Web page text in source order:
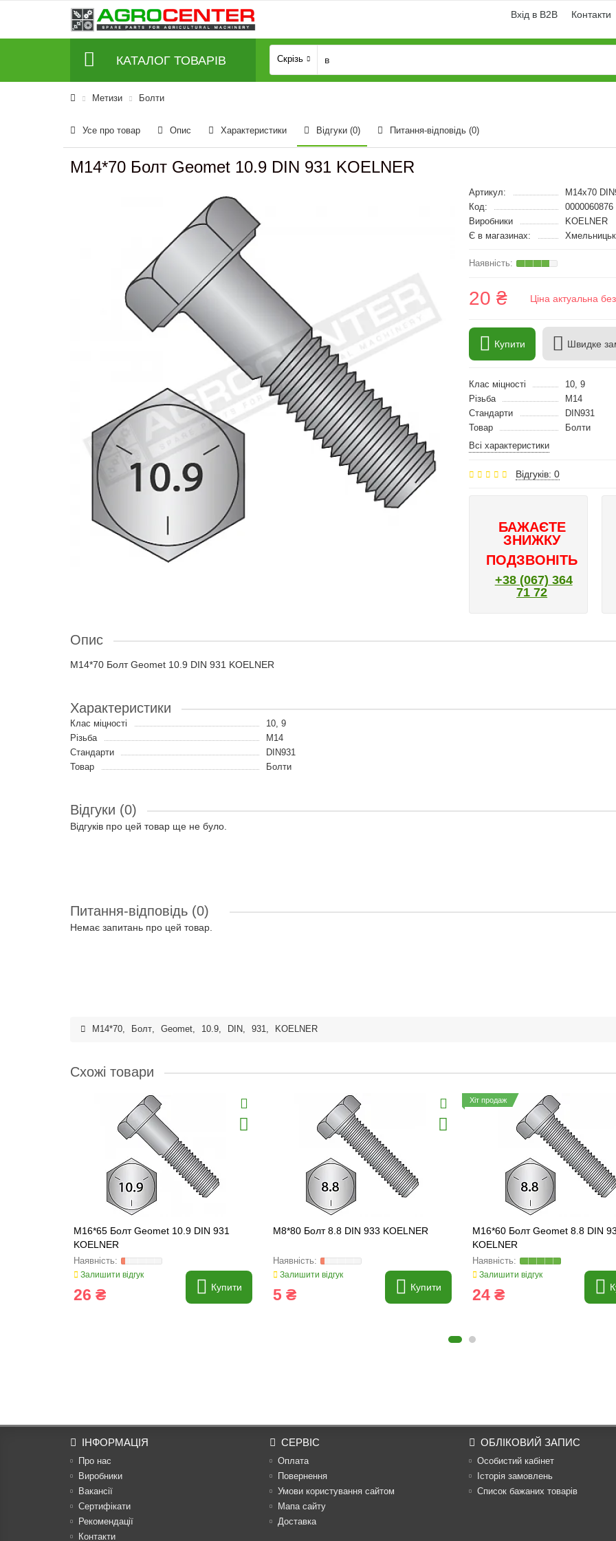
Вхід в B2B Контакти
КАТАЛОГ ТОВАРІВ Скрізь
Метизи Болти
Усе про товар Опис Характеристики Відгуки (0) Питання-відповідь (0)
M14*70 Болт Geomet 10.9 DIN 931 KOELNER
Артикул:
M14x70
Код:
0000060876
Виробники
KOELNER
Є в магазинах:
20 ₴ Ціна актуальна
Купити Швидке
Клас міцності
10, 9
Різьба
M14
Стандарти
DIN931
Товар
Болти
Всі характеристики
Відгуків: 0
БАЖАЄТЕ
ЗНИЖКУ
ПОДЗВОНІТЬ
+38 (067) 364
71 72
Опис
M14*70 Болт Geomet 10.9 DIN 931 KOELNER
Характеристики
Клас міцності
10, 9
Різьба
M14
Стандарти
DIN931
Товар
Болти
Відгуки (0)
Відгуків про цей товар ще не було.
Питання-відповідь (0)
Немає запитань про цей товар.
M14*70, Болт, Geomet, 10.9, DIN, 931, KOELNER
Схожі товари
M16*65 Болт Geomet 10.9 DIN 931
KOELNER
Залишити відгук
26 ₴ Купити
M8*80 Болт 8.8 DIN 933 KOELNER
Залишити відгук
5 ₴ Купити
Хіт продаж
M16*60 Болт Geomet 8.8 DIN
KOELNER
Залишити відгук
24 ₴
ІНФОРМАЦІЯ
Про нас
Виробники
Вакансії
Сертифікати
Рекомендації
Контакти
СЕРВІС
Оплата
Повернення
Умови користування сайтом
Мапа сайту
Доставка
ОБЛІКОВИЙ ЗАПИС
Особистий кабінет
Історія замовлень
Список бажаних товарів